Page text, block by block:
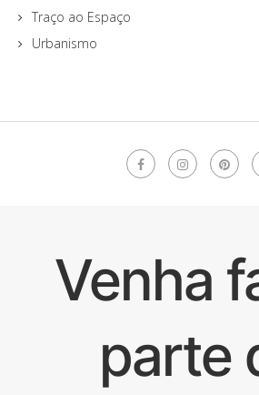
Traço ao Espaço
Urbanismo
Venha
parte